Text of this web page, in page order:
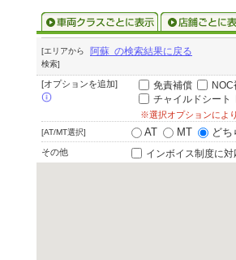
[エリアから
検索]
阿蘇 の検索結果に戻る
[オプションを追加] 免責補償 NOC
チャイルドシート
※選択オプションによ
[AT/MT選択] AT MT ど
その他 インボイス制度に対